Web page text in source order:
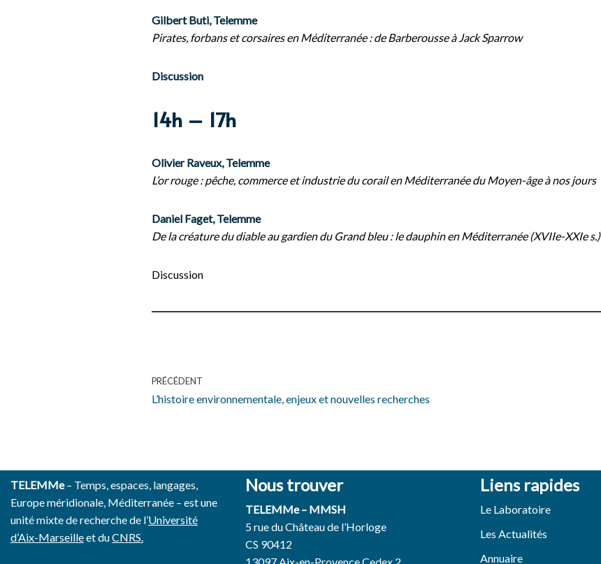
Gilbert Buti, Telemme
Pirates, forbans et corsaires en Méditerranée : de Barberousse à Jack Sparrow
Discussion
14h – 17h
Olivier Raveux, Telemme
L’or rouge : pêche, commerce et industrie du corail en Méditerranée du Moyen-âge à nos jours
Daniel Faget, Telemme
De la créature du diable au gardien du Grand bleu : le dauphin en Méditerranée (XVIIe-XXIe s.)
Discussion
PRÉCÉDENT
L’histoire environnementale, enjeux et nouvelles recherches
TELEMMe– Temps, espaces, langages,
Europe méridionale, Méditerranée – est une
unité mixte de recherche de l’Université
d’Aix-Marseilleet duCNRS.
Nous trouver
TELEMMe – MMSH
5 rue du Château de l’Horloge
CS 90412
Liens rapides
Le Laboratoire
Les Actualités
Annuaire